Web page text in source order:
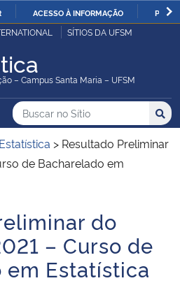
IR
O
ACESSO À INFORMAÇÃO
Pública
e Abastecimento
SÍTIOS DA UFSM
– Campus Santa Maria – UFSM
do Sítio
Busca
Buscar no no Sítio
Busca:
Estatística > Resultado Preliminar
de Bacharelado em
do
– Curso de
em Estatística